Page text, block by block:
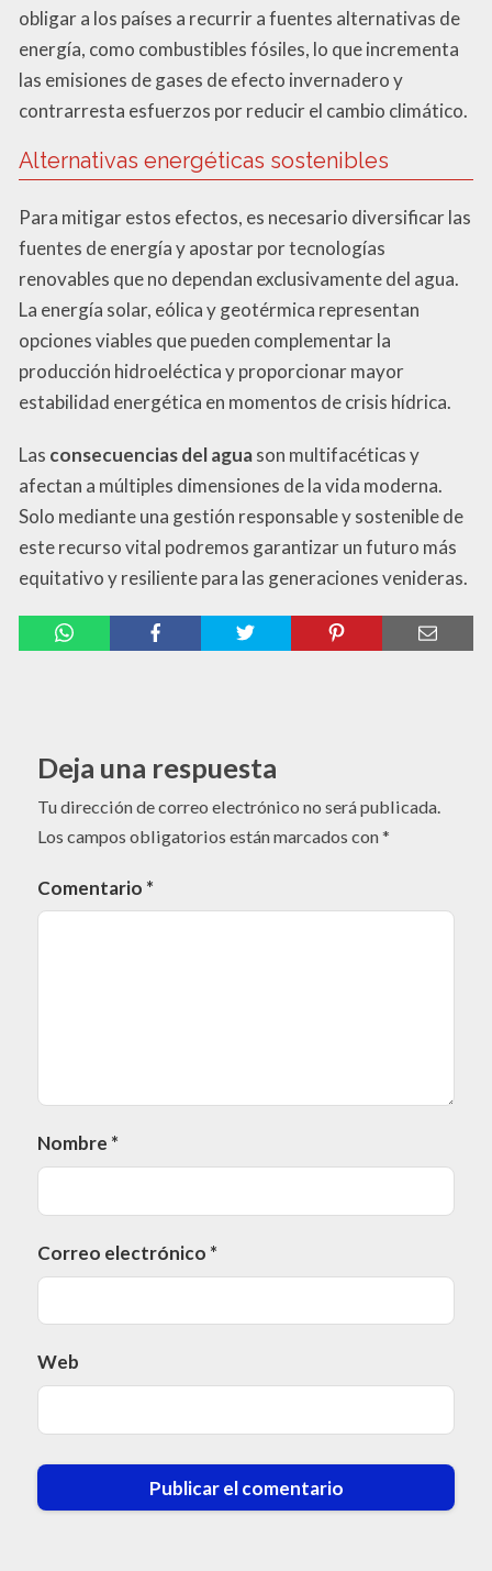
obligar a los países a recurrir a fuentes alternativas de
energía, como combustibles fósiles, lo que incrementa
las emisiones de gases de efecto invernadero y
contrarresta esfuerzos por reducir el cambio climático.
Alternativas energéticas sostenibles
Para mitigar estos efectos, es necesario diversificar las
fuentes de energía y apostar por tecnologías
renovables que no dependan exclusivamente del agua.
La energía solar, eólica y geotérmica representan
opciones viables que pueden complementar la
producción hidroeléctica y proporcionar mayor
estabilidad energética en momentos de crisis hídrica.
Las consecuencias del aguason multifacéticas y
afectan a múltiples dimensiones de la vida moderna.
Solo mediante una gestión responsable y sostenible de
este recurso vital podremos garantizar un futuro más
equitativo y resiliente para las generaciones venideras.
Deja una respuesta
Tu dirección de correo electrónico no será publicada.
Los campos obligatorios están marcados con*
Comentario *
Nombre *
Correo electrónico *
Web